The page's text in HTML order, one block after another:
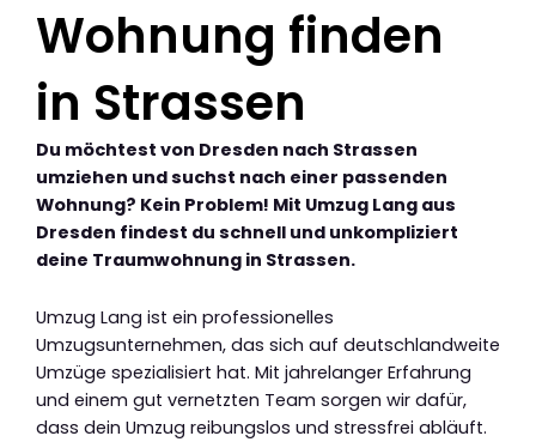
Wohnung finden
in Strassen
Du möchtest von Dresden nach Strassen
umziehen und suchst nach einer passenden
Wohnung? Kein Problem! Mit Umzug Lang aus
Dresden findest du schnell und unkompliziert
deine Traumwohnung in Strassen.
Umzug Lang ist ein professionelles
Umzugsunternehmen, das sich auf deutschlandweite
Umzüge spezialisiert hat. Mit jahrelanger Erfahrung
und einem gut vernetzten Team sorgen wir dafür,
dass dein Umzug reibungslos und stressfrei abläuft.